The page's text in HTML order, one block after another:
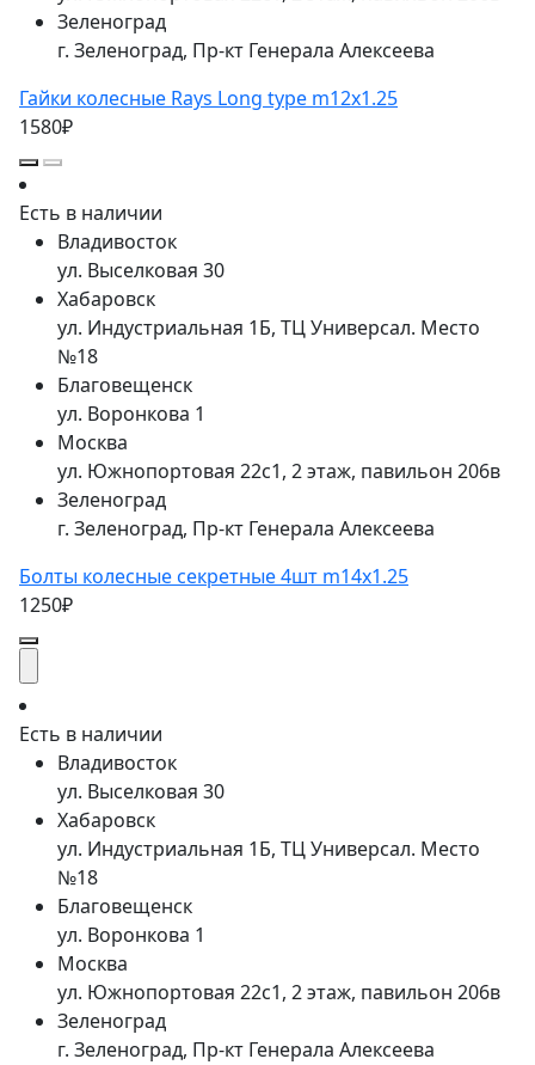
Зеленоград
г. Зеленоград, Пр-кт Генерала Алексеева
Гайки колесные Rays Long type m12x1.25
1580₽
Есть в наличии
Владивосток
ул. Выселковая 30
Хабаровск
ул. Индустриальная 1Б, ТЦ Универсал. Место
№18
Благовещенск
ул. Воронкова 1
Москва
ул. Южнопортовая 22с1, 2 этаж, павильон 206в
Зеленоград
г. Зеленоград, Пр-кт Генерала Алексеева
Болты колесные секретные 4шт m14x1.25
1250₽
Есть в наличии
Владивосток
ул. Выселковая 30
Хабаровск
ул. Индустриальная 1Б, ТЦ Универсал. Место
№18
Благовещенск
ул. Воронкова 1
Москва
ул. Южнопортовая 22с1, 2 этаж, павильон 206в
Зеленоград
г. Зеленоград, Пр-кт Генерала Алексеева